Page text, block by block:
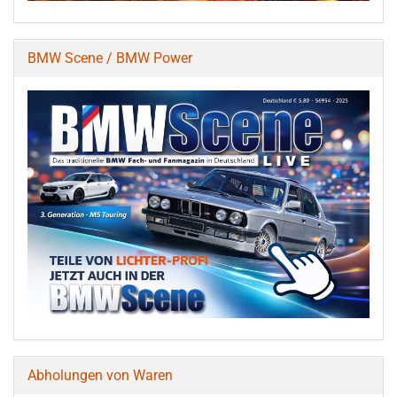
BMW Scene / BMW Power
Abholungen von Waren